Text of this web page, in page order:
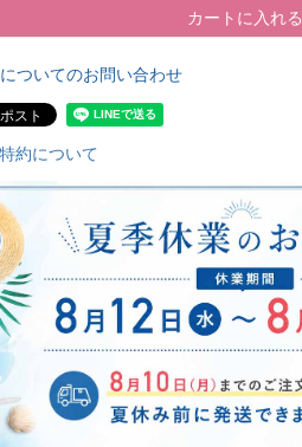
カートに入れる
ついてのお問い合わせ
約について